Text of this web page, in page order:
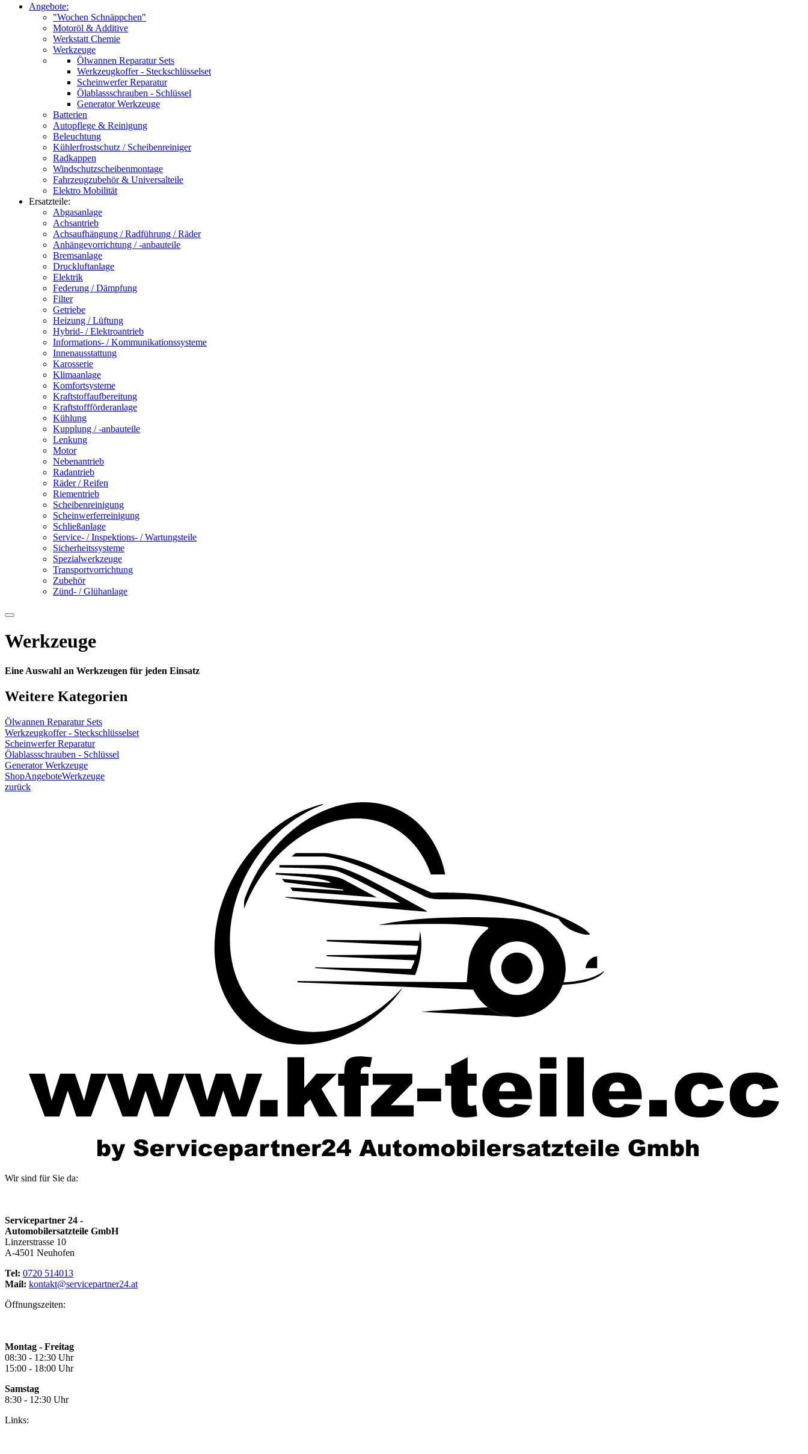
Angebote:
"Wochen Schnäppchen"
Motoröl & Additive
Werkstatt Chemie
Werkzeuge
Ölwannen Reparatur Sets
Werkzeugkoffer - Steckschlüsselset
Scheinwerfer Reparatur
Ölablassschrauben - Schlüssel
Generator Werkzeuge
Batterien
Autopflege & Reinigung
Beleuchtung
Kühlerfrostschutz / Scheibenreiniger
Radkappen
Windschutzscheibenmontage
Fahrzeugzubehör & Universalteile
Elektro Mobilität
Ersatzteile:
Abgasanlage
Achsantrieb
Achsaufhängung / Radführung / Räder
Anhängevorrichtung / -anbauteile
Bremsanlage
Druckluftanlage
Elektrik
Federung / Dämpfung
Filter
Getriebe
Heizung / Lüftung
Hybrid- / Elektroantrieb
Informations- / Kommunikationssysteme
Innenausstattung
Karosserie
Klimaanlage
Komfortsysteme
Kraftstoffaufbereitung
Kraftstoffförderanlage
Kühlung
Kupplung / -anbauteile
Lenkung
Motor
Nebenantrieb
Radantrieb
Räder / Reifen
Riementrieb
Scheibenreinigung
Scheinwerferreinigung
Schließanlage
Service- / Inspektions- / Wartungsteile
Sicherheitssysteme
Spezialwerkzeuge
Transportvorrichtung
Zubehör
Zünd- / Glühanlage
Werkzeuge
Eine Auswahl an Werkzeugen für jeden Einsatz
Weitere Kategorien
Ölwannen Reparatur Sets
Werkzeugkoffer - Steckschlüsselset
Scheinwerfer Reparatur
Ölablassschrauben - Schlüssel
Generator Werkzeuge
ShopAngeboteWerkzeuge
zurück
Wir sind für Sie da:
Servicepartner 24 -
Automobilersatzteile GmbH
Linzerstrasse 10
A-4501 Neuhofen
Tel: 0720 514013
Mail: kontakt@servicepartner24.at
Öffnungszeiten:
Montag - Freitag
08:30 - 12:30 Uhr
15:00 - 18:00 Uhr
Samstag
8:30 - 12:30 Uhr
Links: